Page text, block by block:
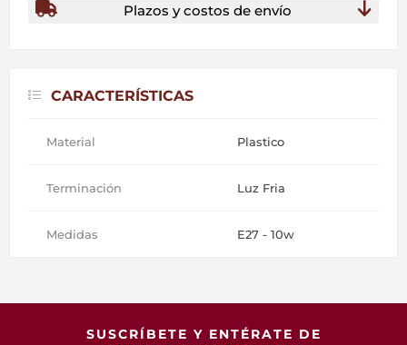
Plazos y costos de envío
CARACTERÍSTICAS
Material Plastico
Terminación Luz Fria
Medidas E27 - 10w
SUSCRÍBETE Y ENTÉRATE DE